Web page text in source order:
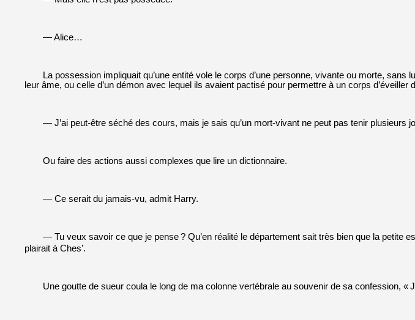
— Alice…
La possession impliquait qu’une entité vole le corps d’une personne, vivante ou morte,
leur âme, ou celle d’un démon avec lequel ils avaient pactisé pour permettre à un corps
— J’ai peut-être séché des cours, mais je sais qu’un mort-vivant ne peut pas tenir plusieurs
Ou faire des actions aussi complexes que lire un dictionnaire.
— Ce serait du jamais-vu, admit Harry.
— Tu veux savoir ce que je pense ? Qu’en réalité le département sait très bien que la petite
plairait à Ches’.
Une goutte de sueur coula le long de ma colonne vertébrale au souvenir de sa confession, «